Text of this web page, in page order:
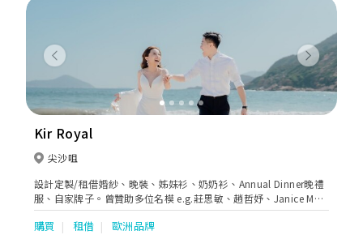
Previous Next
Kir Royal
尖沙咀
設計定製/租借婚紗、晚裝、姊妹衫、奶奶衫、Annual Dinner晚禮
服、自家牌子。曾贊助多位名模 e.g.莊思敏、趙哲妤、Janice Man
出席活動。
購買 租借 歐洲品牌